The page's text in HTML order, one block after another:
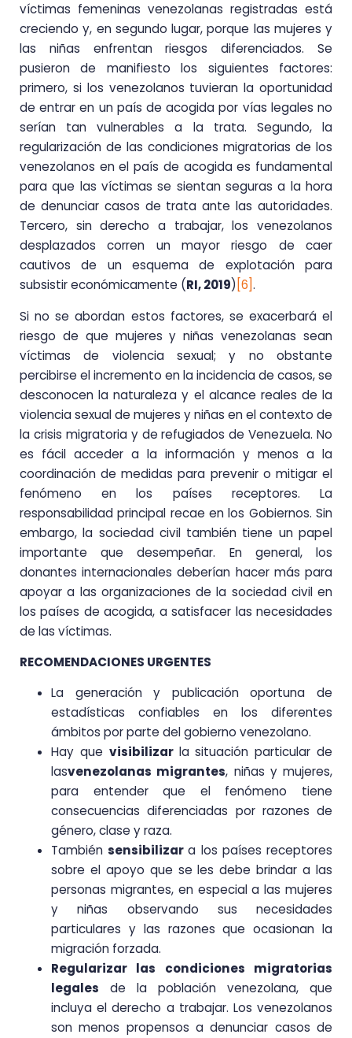
víctimas femeninas venezolanas registradas está
creciendo y, en segundo lugar, porque las mujeres y
las niñas enfrentan riesgos diferenciados. Se
pusieron de manifiesto los siguientes factores:
primero, si los venezolanos tuvieran la oportunidad
de entrar en un país de acogida por vías legales no
serían tan vulnerables a la trata. Segundo, la
regularización de las condiciones migratorias de los
venezolanos en el país de acogida es fundamental
para que las víctimas se sientan seguras a la hora
de denunciar casos de trata ante las autoridades.
Tercero, sin derecho a trabajar, los venezolanos
desplazados corren un mayor riesgo de caer
cautivos de un esquema de explotación para
subsistir económicamente (RI, 2019) [6] .
Si no se abordan estos factores, se exacerbará el
riesgo de que mujeres y niñas venezolanas sean
víctimas de violencia sexual; y no obstante
percibirse el incremento en la incidencia de casos, se
desconocen la naturaleza y el alcance reales de la
violencia sexual de mujeres y niñas en el contexto de
la crisis migratoria y de refugiados de Venezuela. No
es fácil acceder a la información y menos a la
coordinación de medidas para prevenir o mitigar el
fenómeno en los países receptores. La
responsabilidad principal recae en los Gobiernos. Sin
embargo, la sociedad civil también tiene un papel
importante que desempeñar. En general, los
donantes internacionales deberían hacer más para
apoyar a las organizaciones de la sociedad civil en
los países de acogida, a satisfacer las necesidades
de las víctimas.
RECOMENDACIONES URGENTES
La generación y publicación oportuna de
estadísticas confiables en los diferentes
ámbitos por parte del gobierno venezolano.
Hay que visibilizar la situación particular de
lasvenezolanas migrantes, niñas y mujeres,
para entender que el fenómeno tiene
consecuencias diferenciadas por razones de
género, clase y raza.
Tambiénsensibilizara los países receptores
sobre el apoyo que se les debe brindar a las
personas migrantes, en especial a las mujeres
y niñas observando sus necesidades
particulares y las razones que ocasionan la
migración forzada.
Regularizar las condiciones migratorias
legales de la población venezolana, que
incluya el derecho a trabajar. Los venezolanos
son menos propensos a denunciar casos de